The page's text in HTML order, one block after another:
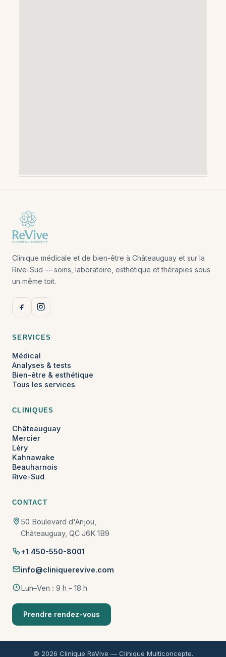
Clinique médicale et de bien-être à Châteauguay et sur la
Rive-Sud — soins, laboratoire, esthétique et thérapies sous
un même toit.
SERVICES
Médical
Analyses & tests
Bien-être & esthétique
Tous les services
CLINIQUES
Châteauguay
Mercier
Léry
Kahnawake
Beauharnois
Rive-Sud
CONTACT
50 Boulevard d'Anjou,
Châteauguay, QC J6K 1B9
+1 450-550-8001
info@cliniquerevive.com
Lun–Ven : 9 h – 18 h
Prendre rendez-vous
© 2026 Clinique ReVive — Clinique Multiconcepte.